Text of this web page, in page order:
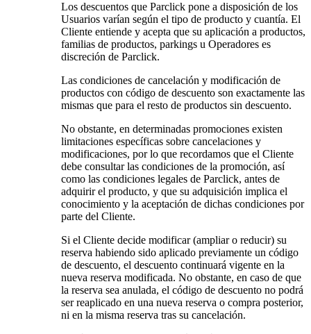
Los descuentos que Parclick pone a disposición de los
Usuarios varían según el tipo de producto y cuantía. El
Cliente entiende y acepta que su aplicación a productos,
familias de productos, parkings u Operadores es
discreción de Parclick.
Las condiciones de cancelación y modificación de
productos con código de descuento son exactamente las
mismas que para el resto de productos sin descuento.
No obstante, en determinadas promociones existen
limitaciones específicas sobre cancelaciones y
modificaciones, por lo que recordamos que el Cliente
debe consultar las condiciones de la promoción, así
como las condiciones legales de Parclick, antes de
adquirir el producto, y que su adquisición implica el
conocimiento y la aceptación de dichas condiciones por
parte del Cliente.
Si el Cliente decide modificar (ampliar o reducir) su
reserva habiendo sido aplicado previamente un código
de descuento, el descuento continuará vigente en la
nueva reserva modificada. No obstante, en caso de que
la reserva sea anulada, el código de descuento no podrá
ser reaplicado en una nueva reserva o compra posterior,
ni en la misma reserva tras su cancelación.